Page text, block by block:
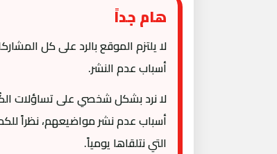
هام جداً
لا يلتزم الموقع بالرد على كل
أسباب عدم النشر.
لا نرد بشكل شخصي على تساؤلات
أسباب عدم نشر مواضيعهم، نظراً
التي نتلقاها يومياً.